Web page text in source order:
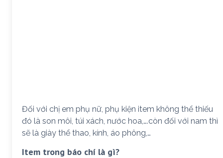
Đối với chị em phụ nữ, phụ kiện item không thể thiếu
đó là son môi, túi xách, nước hoa,….còn đối với nam thì
sẽ là giày thể thao, kính, áo phông,…
Item trong báo chí là gì?